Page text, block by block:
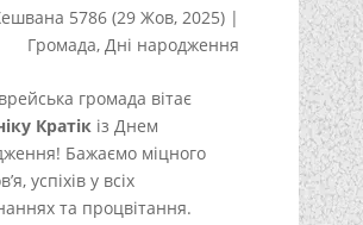
5786 (29 Жов, 2025) |
Громада,Дні народження
громада вітає
Кратікіз Днем
Бажаємо міцного
успіхів у всіх
та процвітання.